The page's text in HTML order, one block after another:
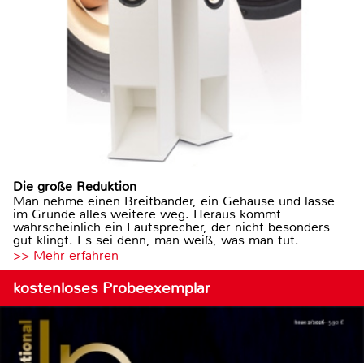
Die große Reduktion
Man nehme einen Breitbänder, ein Gehäuse und lasse
im Grunde alles weitere weg. Heraus kommt
wahrscheinlich ein Lautsprecher, der nicht besonders
gut klingt. Es sei denn, man weiß, was man tut.
>> Mehr erfahren
kostenloses Probeexemplar